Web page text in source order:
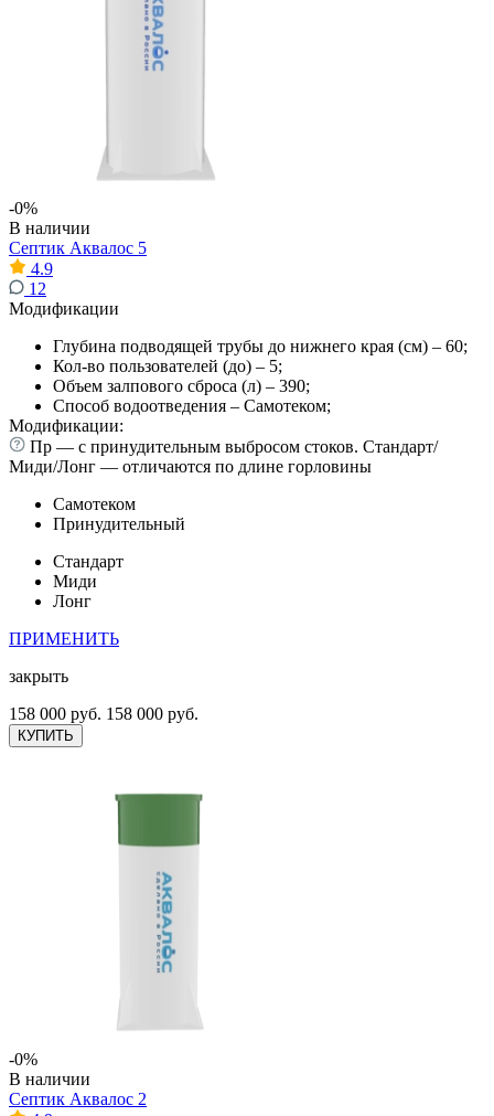
-0%
В наличии
Септик Аквалос 5
4.9
12
Модификации
Глубина подводящей трубы до нижнего края (см) – 60;
Кол-во пользователей (до) – 5;
Объем залпового сброса (л) – 390;
Способ водоотведения – Самотеком;
Модификации:
Пр — с принудительным выбросом стоков. Стандарт/
Миди/Лонг — отличаются по длине горловины
Самотеком
Принудительный
Стандарт
Миди
Лонг
ПРИМЕНИТЬ
закрыть
158 000 руб. 158 000 руб.
КУПИТЬ
-0%
В наличии
Септик Аквалос 2